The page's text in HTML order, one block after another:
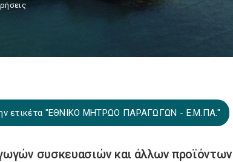
ετικέτα "ΕΘΝΙΚΟ ΜΗΤΡΩΟ ΠΑΡΑΓΩΓΩΝ - Ε.Μ.ΠΑ."
συσκευασιών και άλλων προϊόντων